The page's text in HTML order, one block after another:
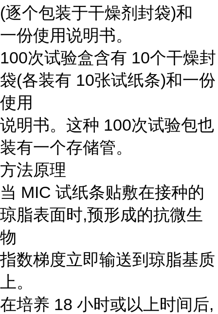
(逐个包装于干燥剂封袋)和
一份使用说明书。
100次试验盒含有 10个干燥封
袋(各装有 10张试纸条)和一份
使用
说明书。这种 100次试验包也
装有一个存储管。
方法原理
当 MIC 试纸条贴敷在接种的
琼脂表面时,预形成的抗微生
物
指数梯度立即输送到琼脂基质
上。
在培养 18 小时或以上时间后,